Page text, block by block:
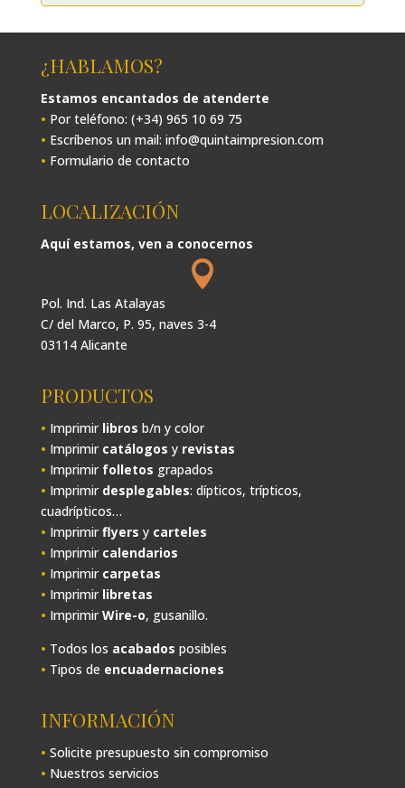
¿HABLAMOS?
Estamos encantados de atenderte
• Por teléfono: (+34) 965 10 69 75
• Escríbenos un mail: info@quintaimpresion.com
• Formulario de contacto
LOCALIZACIÓN
Aquí estamos, ven a conocernos

Pol. Ind. Las Atalayas
C/ del Marco, P. 95, naves 3-4
03114 Alicante
PRODUCTOS
• Imprimir libros b/n y color
• Imprimir catálogos y revistas
• Imprimir folletos grapados
• Imprimir desplegables: dípticos, trípticos,
cuadrípticos…
• Imprimirflyers y carteles
• Imprimir calendarios
• Imprimir carpetas
• Imprimir libretas
• ImprimirWire-o, gusanillo.
• Todos los acabados posibles
• Tipos de encuadernaciones
INFORMACIÓN
• Solicite presupuesto sin compromiso
• Nuestros servicios